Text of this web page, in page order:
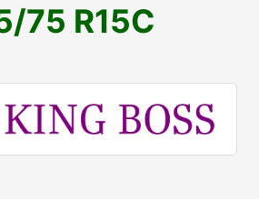
75 R15C